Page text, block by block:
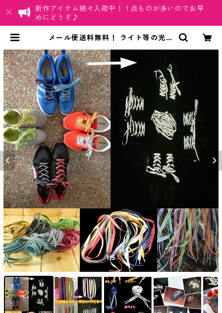
新作アイテム続々入荷中！１点ものが多いのでお早
めにどうぞ♪
メール便送料無料！ ライト等の光に
反射材を使用した「光反射靴ひも」
シューレース | ちゅらネット「にふ
ぇーでーびる」
1/5